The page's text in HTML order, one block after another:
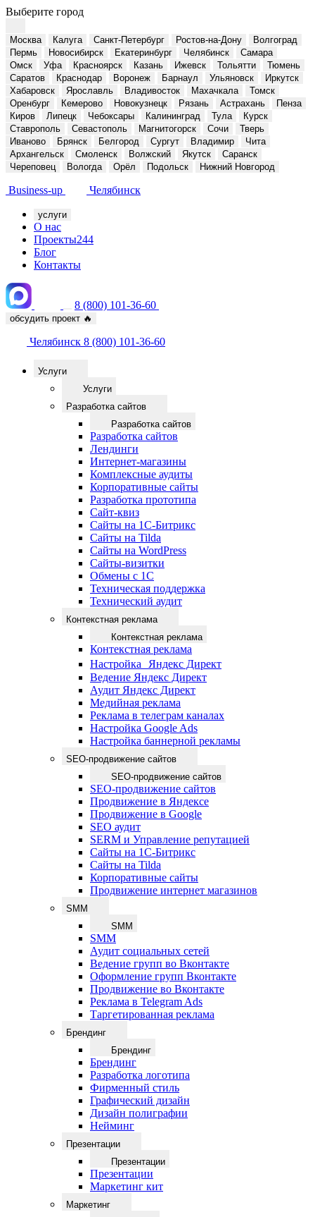
Выберите город
Москва Калуга Санкт-Петербург Ростов-на-Дону
Волгоград
Пермь
Новосибирск Екатеринбург Челябинск
Самара
Омск
Уфа Красноярск Казань Ижевск Тольятти
Тюмень
Саратов
Краснодар Воронеж Барнаул Ульяновск
Иркутск
Хабаровск
Ярославль Владивосток Махачкала
Томск
Оренбург
Кемерово Новокузнецк Рязань Астрахань
Пенза
Киров
Липецк Чебоксары Калининград Тула
Курск
Ставрополь
Севастополь Магнитогорск Сочи
Тверь
Иваново
Брянск Белгород Сургут Владимир
Чита
Архангельск
Смоленск Волжский Якутск
Саранск
Череповец
Вологда Орёл Подольск Нижний Новгород
Business-up Челябинск
услуги
О нас
Проекты244
Блог
Контакты
8 (800) 101-36-60
обсудить проект 🔥
Челябинск 8 (800) 101-36-60
Услуги
Услуги
Разработка сайтов
Разработка сайтов
Разработка сайтов
Лендинги
Интернет-магазины
Комплексные аудиты
Корпоративные сайты
Разработка прототипа
Сайт-квиз
Сайты на 1С-Битрикс
Сайты на Tilda
Сайты на WordPress
Сайты-визитки
Обмены с 1С
Техническая поддержка
Технический аудит
Контекстная реклама
Контекстная реклама
Контекстная реклама
Настройка Яндекс Директ
Ведение Яндекс Директ
Аудит Яндекс Директ
Медийная реклама
Реклама в телеграм каналах
Настройка Google Ads
Настройка баннерной рекламы
SEO-продвижение сайтов
SEO-продвижение сайтов
SEO-продвижение сайтов
Продвижение в Яндексе
Продвижение в Google
SEO аудит
SERM и Управление репутацией
Сайты на 1С-Битрикс
Сайты на Tilda
Корпоративные сайты
Продвижение интернет магазинов
SMM
SMM
SMM
Аудит социальных сетей
Ведение групп во Вконтакте
Оформление групп Вконтакте
Продвижение во Вконтакте
Реклама в Telegram Ads
Таргетированная реклама
Брендинг
Брендинг
Брендинг
Разработка логотипа
Фирменный стиль
Графический дизайн
Дизайн полиграфии
Нейминг
Презентации
Презентации
Презентации
Маркетинг кит
Маркетинг